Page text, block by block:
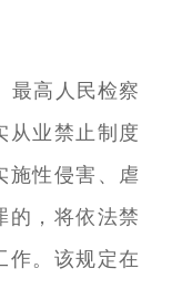
最高人民检察
从业禁止制度
施性侵害、虐
的，将依法禁
作。该规定在